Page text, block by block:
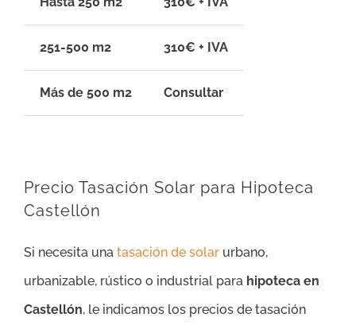
251-500 m2 310€ + IVA
Más de 500 m2 Consultar
Precio Tasación Solar para Hipoteca
Castellón
Si necesita una tasación de solar urbano,
urbanizable, rústico o industrial para hipoteca en
Castellón, le indicamos los precios de tasación